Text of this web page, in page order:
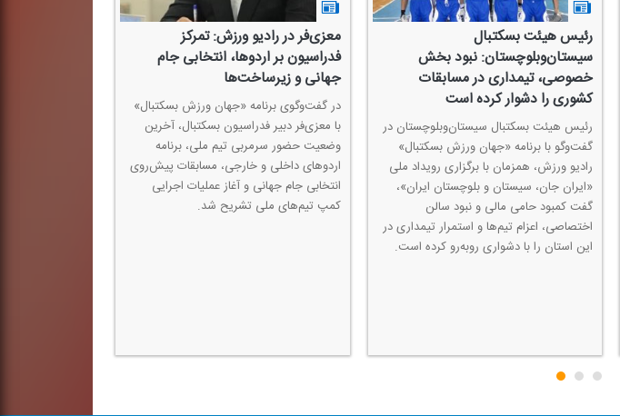
رئیس هیئت بسكتبال
سیستان‌وبلوچستان: نبود بخش
خصوصی، تیمداری در مسابقات
كشوری را دشوار كرده است
رئیس هیئت بسكتبال سیستان‌وبلوچستان در
گفت‌وگو با برنامه «جهان ورزش بسكتبال»
رادیو ورزش، همزمان با برگزاری رویداد ملی
«ایران جان، سیستان و بلوچستان ایران»،
گفت كمبود حامی مالی و نبود سالن
اختصاصی، اعزام تیم‌ها و استمرار تیمداری در
این استان را با دشواری روبه‌رو كرده است.
معزی‌فر در رادیو ورزش: تمركز
فدراسیون بر اردوها، انتخابی جام
جهانی و زیرساخت‌ها
در گفت‌وگوی برنامه «جهان ورزش بسكتبال»
با معزی‌فر دبیر فدراسیون بسكتبال، آخرین
وضعیت حضور سرمربی تیم ملی، برنامه
اردوهای داخلی و خارجی، مسابقات پیش‌روی
انتخابی جام جهانی و آغاز عملیات اجرایی
كمپ تیم‌های ملی تشریح شد.